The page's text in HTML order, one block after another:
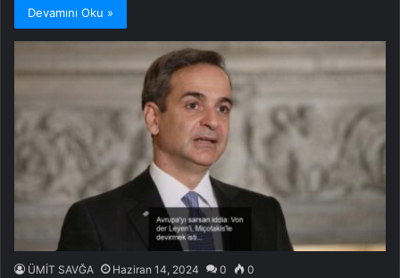
Devamını Oku »
ÜMİT SAVĞA Haziran 14, 2024 0 0